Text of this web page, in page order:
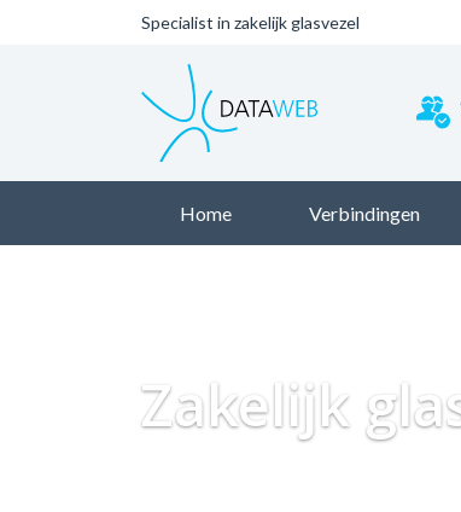
Specialist in zakelijk glasvezel
Home Verbindingen
Zakelijk